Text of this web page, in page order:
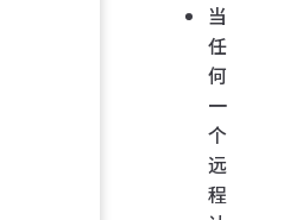
当
任
何
一
个
远
程